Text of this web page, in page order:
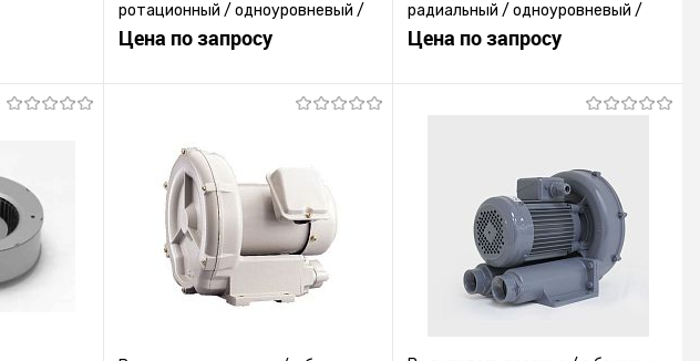
сравнению
заказ
ротационный / одноуровневый /
для охлаждения
Цена по запросу
Запросить цену
Купить в 1 клик
В избранное
Под заказ
радиальный / одноуровневый /
компактный
Цена по запросу
Запросить цену
Купить в 1 клик
К сравнению
В избранное
Под заказ